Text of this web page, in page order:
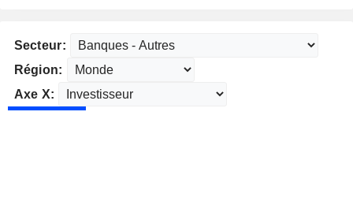
Secteur:
Région:
Axe X: